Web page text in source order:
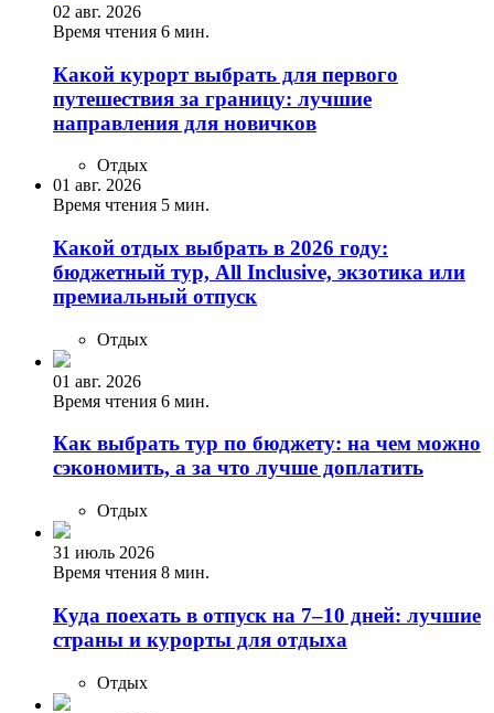
02 авг. 2026
Время чтения 6 мин.
Какой курорт выбрать для первого
путешествия за границу: лучшие
направления для новичков
Отдых
01 авг. 2026
Время чтения 5 мин.
Какой отдых выбрать в 2026 году:
бюджетный тур, All Inclusive, экзотика или
премиальный отпуск
Отдых
01 авг. 2026
Время чтения 6 мин.
Как выбрать тур по бюджету: на чем можно
сэкономить, а за что лучше доплатить
Отдых
31 июль 2026
Время чтения 8 мин.
Куда поехать в отпуск на 7–10 дней: лучшие
страны и курорты для отдыха
Отдых